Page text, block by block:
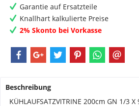
Garantie auf Ersatzteile
Knallhart kalkulierte Preise
2% Skonto bei Vorkasse
Beschreibung
KÜHLAUFSATZVITRINE 200cm GN 1/3